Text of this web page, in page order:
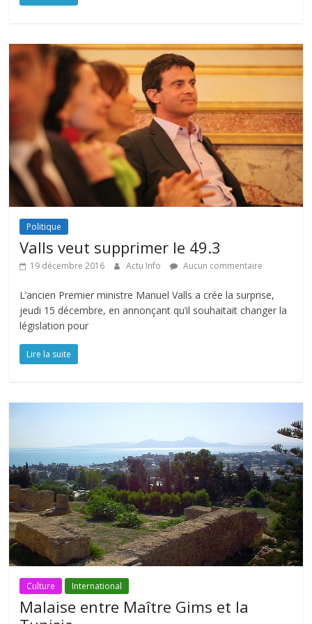
Politique
Valls veut supprimer le 49.3
19 décembre 2016 Actu Info Aucun commentaire
L’ancien Premier ministre Manuel Valls a crée la surprise,
jeudi 15 décembre, en annonçant qu’il souhaitait changer la
législation pour
Lire la suite
Culture International
Malaise entre Maître Gims et la